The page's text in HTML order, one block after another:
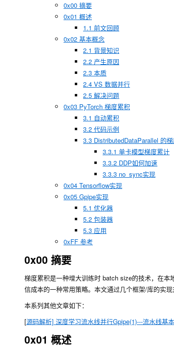
0x00 摘要
0x01 概述
1.1 前文回顾
0x02 基本概念
2.1 背景知识
2.2 产生原因
2.3 本质
2.4 VS 数据并行
2.5 解决问题
0x03 PyTorch 梯度累积
3.1 自动累积
3.2 代码示例
3.3 DistributedDataParallel 的
3.3.1 单卡模型梯度累计
3.3.2 DDP如何加速
3.3.3 no_sync实现
0x04 Tensorflow实现
0x05 Gpipe实现
5.1 优化器
5.2 包装器
5.3 应用
0xFF 参考
0x00 摘要
梯度累积是一种增大训练时 batch size的技术，在本
信成本的一种常用策略。本文通过几个框架/库的实
本系列其他文章如下：
[源码解析] 深度学习流水线并行Gpipe(1)---流水线基
0x01 概述